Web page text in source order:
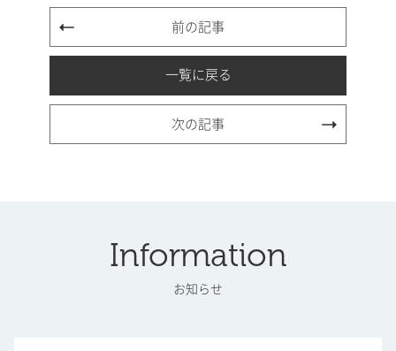
前の記事
一覧に戻る
次の記事
Information
お知らせ